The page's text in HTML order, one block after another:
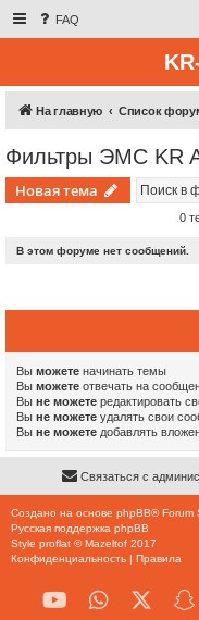
FAQ
На главную Список
Фильтры ЭМС KR
Новая тема
0
В этом форуме нет сообщений.
Вы можете начинать темы
Вы можете отвечать на
Вы не можете редактировать
Вы не можете удалять свои
Вы не можете добавлять
Связаться с
Создано на основе phpBB® Forum
Русская поддержка phpBB
Style proflat ©Mazeltof 2017
Конфиденциальность | Правила